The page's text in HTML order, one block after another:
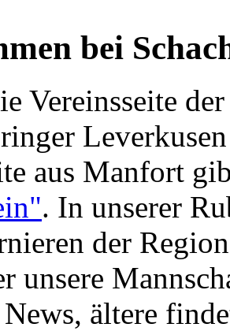
bei
Vereinsseite
aus Manfort
. In unserer
der
unsere
ältere